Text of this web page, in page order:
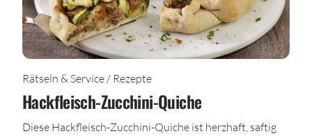
Rätseln & Service / Rezepte
Hackfleisch-Zucchini-Quiche
Diese Hackfleisch-Zucchini-Quiche ist herzhaft, saftig